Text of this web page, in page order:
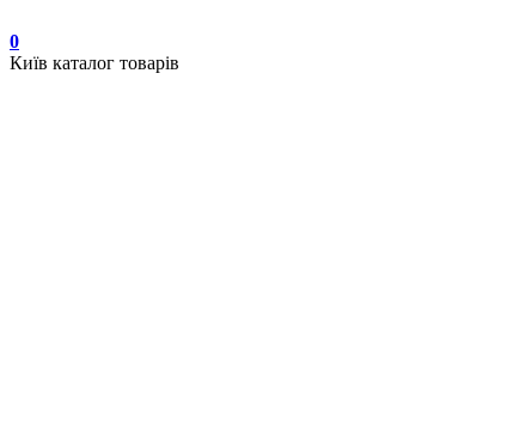
0
Київ каталог товарів